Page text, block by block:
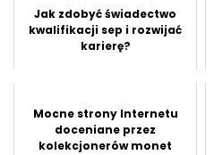
Jak zdobyć świadectwo
kwalifikacji sep i rozwijać
karierę?
Mocne strony Internetu
doceniane przez
kolekcjonerów monet